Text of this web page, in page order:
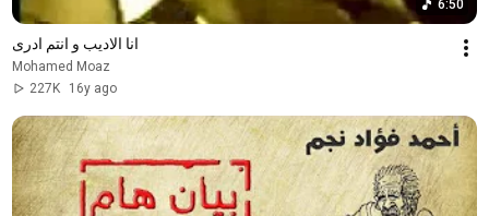
6:50
انا الاديب و انتم ادرى
Mohamed Moaz
227K
16y ago